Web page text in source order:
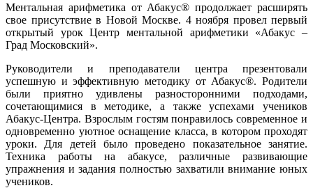
Ментальная арифметика от Абакус® продолжает расширять
свое присутствие в Новой Москве. 4 ноября провел первый
открытый урок Центр ментальной арифметики «Абакус –
Град Московский».
Руководители и преподаватели центра презентовали
успешную и эффективную методику от Абакус®. Родители
были приятно удивлены разносторонними подходами,
сочетающимися в методике, а также успехами учеников
Абакус-Центра. Взрослым гостям понравилось современное и
одновременно уютное оснащение класса, в котором проходят
уроки. Для детей было проведено показательное занятие.
Техника работы на абакусе, различные развивающие
упражнения и задания полностью захватили внимание юных
учеников.